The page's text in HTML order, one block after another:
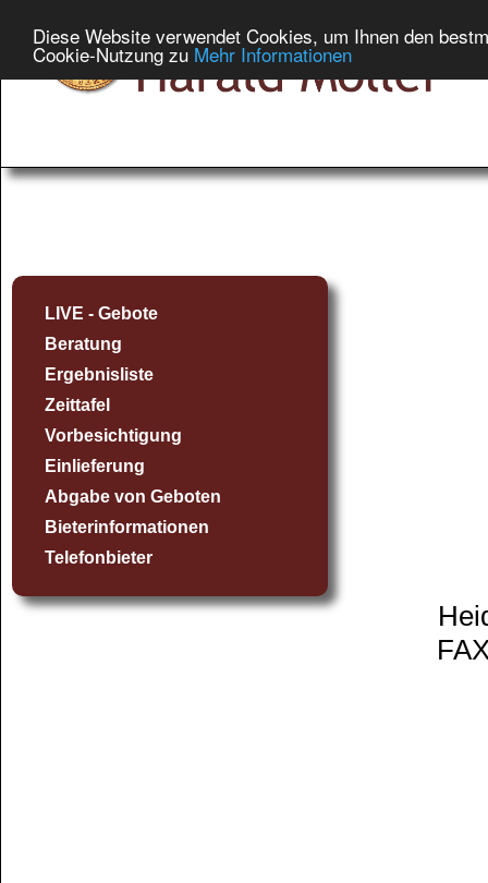
Diese Website verwendet Cookies, um Ihnen den
Cookie-Nutzung zu Mehr Informationen
LIVE - Gebote
Beratung
Ergebnisliste
Zeittafel
Vorbesichtigung
Einlieferung
Abgabe von Geboten
Bieterinformationen
Telefonbieter